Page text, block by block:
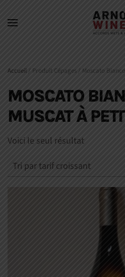
Skip to main content
Accueil / Produit Cépages / Moscato
MOSCATO
MUSCAT À
Voici le seul résultat